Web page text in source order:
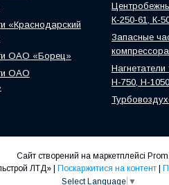
«Краснодарский
ОАО «Борец»
ОАО
К-250-61, К-
Запасные
Н-750, Н-
Сайт створений на маркетплейсі
Поскаржитися на контент
Select Language ▼